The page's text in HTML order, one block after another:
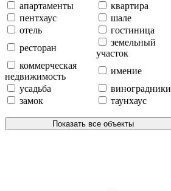
апартаменты
квартира
пентхаус
шале
отель
гостиница
ресторан
земельный
участок
коммерческая
недвижимость
имение
усадьба
виноградники
замок
таунхаус
Показать все объекты